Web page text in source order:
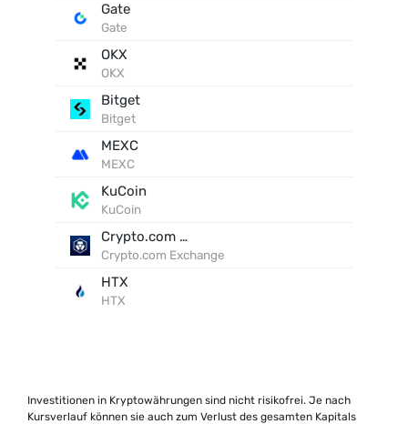
Gate
Gate
OKX
OKX
Bitget
Bitget
MEXC
MEXC
KuCoin
KuCoin
Crypto.com Exchange
Crypto.com Exchange
HTX
HTX
Investitionen in Kryptowährungen sind nicht risikofrei. Je nach
Kursverlauf können sie auch zum Verlust des gesamten Kapitals